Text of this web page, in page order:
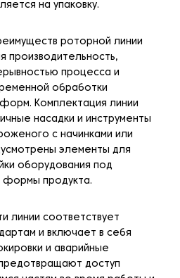
на упаковку.
роторной линии
производительность,
процесса и
обработки
Комплектация линии
насадки и инструменты
с начинками или
элементы для
оборудования под
формы продукта.
линии соответствует
и включает в себя
и аварийные
доступ